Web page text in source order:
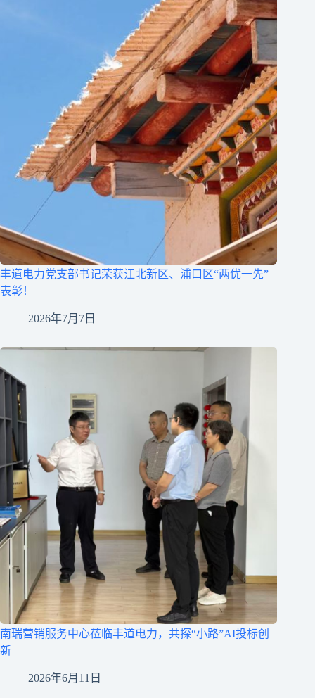
丰道电力党支部书记荣获江北新区、浦口区“两优一先”
表彰！
2026年7月7日
南瑞营销服务中心莅临丰道电力，共探“小路”AI投标创
新
2026年6月11日